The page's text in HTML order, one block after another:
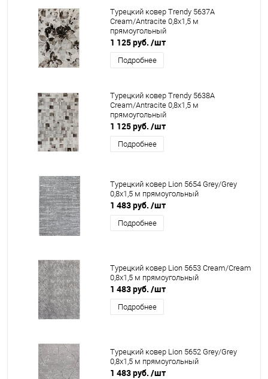
Турецкий ковер Trendy 5637A
Cream/Antracite 0,8x1,5 м
прямоугольный
1 125 руб. /шт
Подробнее
Турецкий ковер Trendy 5638A
Cream/Antracite 0,8x1,5 м
прямоугольный
1 125 руб. /шт
Подробнее
Турецкий ковер Lion 5654 Grey/Grey
0,8x1,5 м прямоугольный
1 483 руб. /шт
Подробнее
Турецкий ковер Lion 5653 Cream/Cream
0,8x1,5 м прямоугольный
1 483 руб. /шт
Подробнее
Турецкий ковер Lion 5652 Grey/Grey
0,8x1,5 м прямоугольный
1 483 руб. /шт